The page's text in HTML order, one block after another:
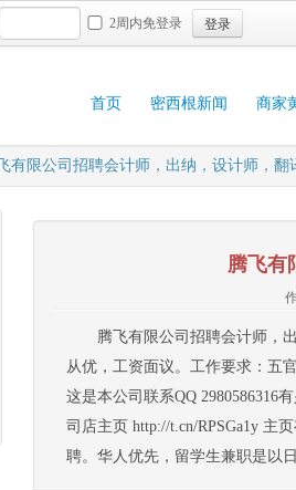
2周内免登录 登录
首页 密西根新闻 商家
有限公司招聘会计师，出纳，设计师，翻
腾飞有
腾飞有限公司招聘会计师，
从优，工资面议。工作要求：五
这是本公司联系QQ 2980586316
司店主页 http://t.cn/RPSGa1y 主
聘。华人优先，留学生兼职是以